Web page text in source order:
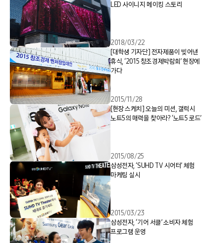
LED 사이니지 메이킹 스토리
2018/03/22
[대학생 기자단] 전자제품이 빚어낸
휴식, ‘2015 창조경제박람회’ 현장에
가다
2015/11/28
[현장 스케치] 오늘의 미션, 갤럭시
노트5의 매력을 찾아라? ‘노트5 로드’
2015/08/25
삼성전자, ‘SUHD TV 시어터’ 체험
마케팅 실시
2015/03/23
삼성전자, ‘기어 서클’ 소비자 체험
프로그램 운영